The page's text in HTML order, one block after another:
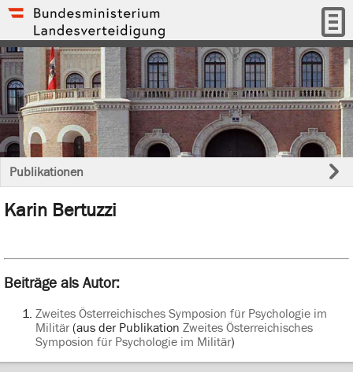
Publikationen
Karin Bertuzzi
Beiträge als Autor:
Zweites Österreichisches Symposion für Psychologie im
Militär(aus der Publikation Zweites Österreichisches
Symposion für Psychologie im Militär)